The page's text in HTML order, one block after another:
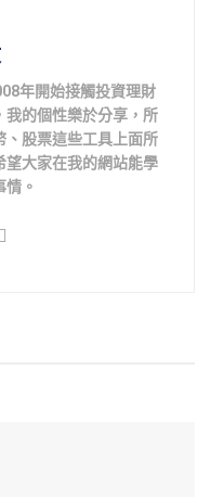
年開始接觸投資理財
我的個性樂於分享，所
、股票這些工具上面所
望大家在我的網站能學
情。